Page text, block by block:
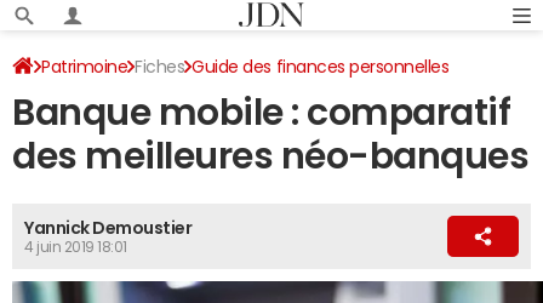
Patrimoine Fiches Guide des finances personnelles
Banque - assurance Relations avec sa banque
Banque mobile : comparatif
des meilleures néo-banques
Yannick Demoustier
4 juin 2019 18:01